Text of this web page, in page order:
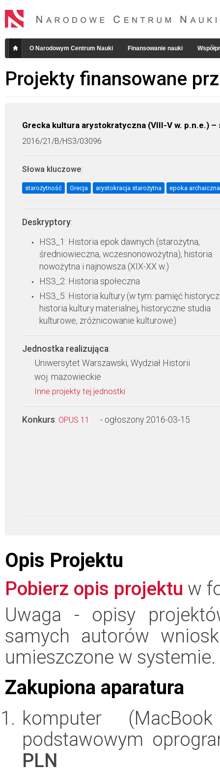
O Narodowym Centrum Nauki Finansowanie nauki
Projekty finansowane
Grecka kultura arystokratyczna (VIII-V w. p.n.e.)
2016/21/B/HS3/03096
Słowa kluczowe:
starożytność Grecja arystokracja starożytna epoka archaiczna
Deskryptory:
HS3_1: Historia epok dawnych (starożytna,
średniowieczna, wczesnonowożytna), historia
nowożytna i najnowsza (XIX-XX w.)
HS3_2: Historia społeczna
HS3_5: Historia kultury (w tym: pamięć
historia kultury materialnej, historyczne studia
kulturowe, zróżnicowanie kulturowe)
Jednostka realizująca:
Uniwersytet Warszawski, Wydział Historii
woj. mazowieckie
Inne projekty tej jednostki
Konkurs: OPUS 11 - ogłoszony 2016-03-15
Opis Projektu
Pobierz opis projektu w
Uwaga - opisy
samych autorów
umieszczone w systemie.
Zakupiona aparatura
komputer
podstawowym
PLN